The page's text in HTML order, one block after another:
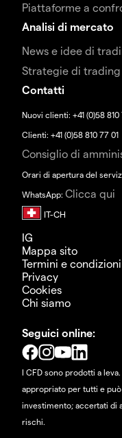
Piattaforme a
Analisi di mercato
News e idee di
Strategie di trading
Contatti
Nuovi clienti: +41 (0)58 810
Clienti: +41 (0)58 810 77 01
Consiglio di
Orari di apertura del
WhatsApp: Clicca qui
IG
Mappa sito
Termini e condizioni
Privacy
Cookies
Chi siamo
Seguici online:
I CFD sono prodotti a
appropriato per tutti e
investimento; accertati di
rischi.